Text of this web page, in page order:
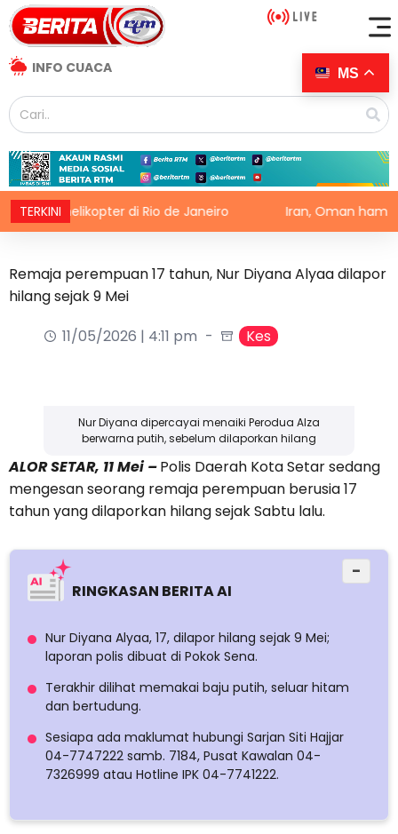
INFO CUACA
TERKINI
helikopter di Rio de Janeiro Iran, Oman hampir
Remaja perempuan 17 tahun, Nur Diyana Alyaa dilapor
hilang sejak 9 Mei
11/05/2026 | 4:11 pm
Kes
Nur Diyana dipercayai menaiki Perodua Alza
berwarna putih, sebelum dilaporkan hilang
ALOR SETAR, 11 Mei –Polis Daerah Kota Setar sedang
mengesan seorang remaja perempuan berusia 17
tahun yang dilaporkan hilang sejak Sabtu lalu.
RINGKASAN BERITA AI
−
Nur Diyana Alyaa, 17, dilapor hilang sejak 9 Mei;
laporan polis dibuat di Pokok Sena.
Terakhir dilihat memakai baju putih, seluar hitam
dan bertudung.
Sesiapa ada maklumat hubungi Sarjan Siti Hajjar
04-7747222 samb. 7184, Pusat Kawalan 04-
7326999 atau Hotline IPK 04-7741222.
MS